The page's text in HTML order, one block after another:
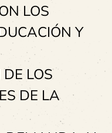
LOS
Y
LOS
DE LA